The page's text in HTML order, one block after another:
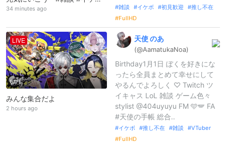
34 minutes ago 雑談 イケボ 初見歓迎
推し不在
FullHD
LIVE
71
みんな集合だよ
2 hours ago
天使のあ
(@AamatukaNoa)
Birthday1月1日 ぼくを好きにな
ったら全員まとめて幸せにして
やるんでよろしく ♡ Twitch ツ
イキャス LoL 雑談 ゲーム色々
stylist @404uyuyu FM 🩵🪽 FA
#天使の手帳 総合..
イケボ 推し不在 雑談
VTuber
FullHD